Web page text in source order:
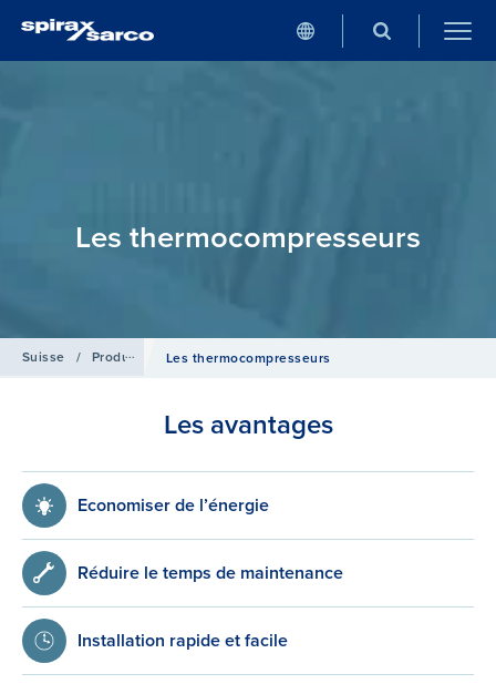
Les thermocompresseurs
Suisse / Produits Solutions de transfert thermique
Les thermocompresseurs
Les avantages
Economiser de l’énergie
Réduire le temps de maintenance
Installation rapide et facile